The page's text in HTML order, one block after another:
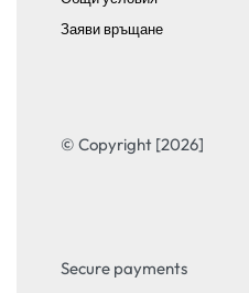
Заяви връщане
© Copyright [2026]
Secure payments